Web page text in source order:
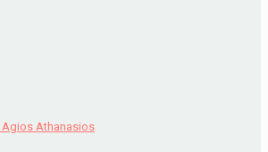
Athanasios